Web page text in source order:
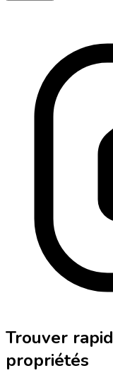
Trouver
propriétés